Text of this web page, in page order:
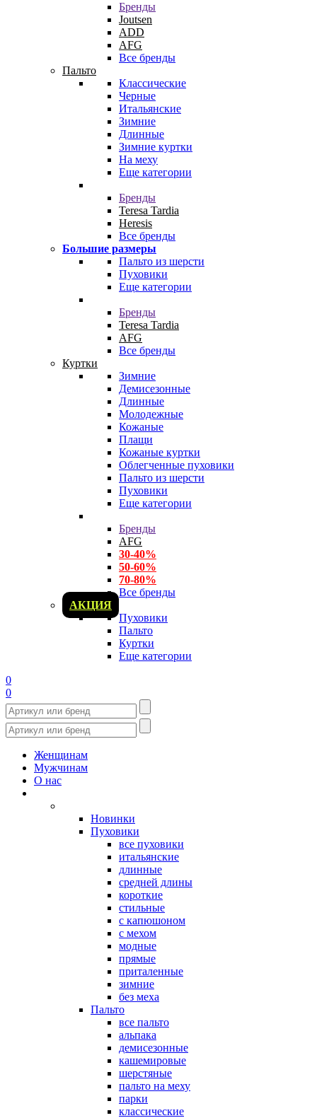
Бренды
Joutsen
ADD
AFG
Все бренды
Пальто
Классические
Черные
Итальянские
Зимние
Длинные
Зимние куртки
На меху
Еще категории
Бренды
Teresa Tardia
Heresis
Все бренды
Большие размеры
Пальто из шерсти
Пуховики
Еще категории
Бренды
Teresa Tardia
AFG
Все бренды
Куртки
Зимние
Демисезонные
Длинные
Молодежные
Кожаные
Плащи
Кожаные куртки
Облегченные пуховики
Пальто из шерсти
Пуховики
Еще категории
Бренды
AFG
30-40%
50-60%
70-80%
Все бренды
АКЦИЯ
Пуховики
Пальто
Куртки
Еще категории
0
0
Женщинам
Мужчинам
О нас
Новинки
Пуховики
все пуховики
итальянские
длинные
средней длины
короткие
стильные
с капюшоном
с мехом
модные
прямые
приталенные
зимние
без меха
Пальто
все пальто
альпака
демисезонные
кашемировые
шерстяные
пальто на меху
парки
классические